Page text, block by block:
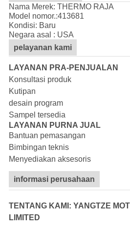
Nama Merek: THERMO RAJA
Model nomor.:413681
Kondisi: Baru
Negara asal : USA
pelayanan kami
LAYANAN PRA-PENJUALAN
Konsultasi produk
Kutipan
desain program
Sampel tersedia
LAYANAN PURNA JUAL
Bantuan pemasangan
Bimbingan teknis
Menyediakan aksesoris
informasi perusahaan
TENTANG KAMI: YANGTZE
LIMITED